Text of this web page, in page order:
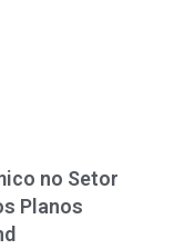
no Setor
Planos